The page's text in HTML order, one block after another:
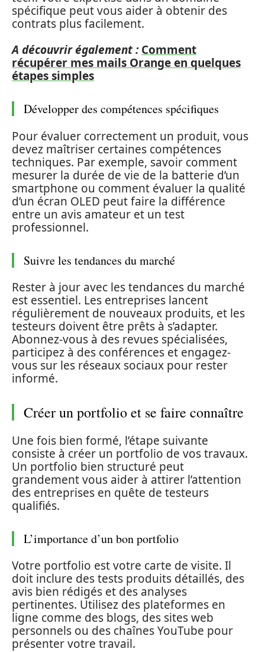
spécifique peut vous aider à obtenir des
contrats plus facilement.
A découvrir également : Comment
récupérer mes mails Orange en quelques
étapes simples
Développer des compétences spécifiques
Pour évaluer correctement un produit, vous
devez maîtriser certaines compétences
techniques. Par exemple, savoir comment
mesurer la durée de vie de la batterie d’un
smartphone ou comment évaluer la qualité
d’un écran OLED peut faire la différence
entre un avis amateur et un test
professionnel.
Suivre les tendances du marché
Rester à jour avec les tendances du marché
est essentiel. Les entreprises lancent
régulièrement de nouveaux produits, et les
testeurs doivent être prêts à s’adapter.
Abonnez-vous à des revues spécialisées,
participez à des conférences et engagez-
vous sur les réseaux sociaux pour rester
informé.
Créer un portfolio et se faire connaître
Une fois bien formé, l’étape suivante
consiste à créer un portfolio de vos travaux.
Un portfolio bien structuré peut
grandement vous aider à attirer l’attention
des entreprises en quête de testeurs
qualifiés.
L’importance d’un bon portfolio
Votre portfolio est votre carte de visite. Il
doit inclure des tests produits détaillés, des
avis bien rédigés et des analyses
pertinentes. Utilisez des plateformes en
ligne comme des blogs, des sites web
personnels ou des chaînes YouTube pour
présenter votre travail.